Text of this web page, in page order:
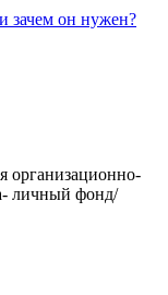
зачем он нужен?
организационно-
личный фонд/